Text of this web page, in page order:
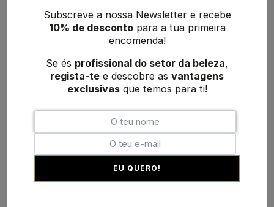
geral@hairboutique.pt
Desenvolvimento: MAB-Digital
Subscreve a nossa Newsletter e recebe
10% de descontopara a tua primeira
encomenda!
Se és profissional do setor da beleza,
regista-te e descobre as vantagens
exclusivasque temos para ti!
EU QUERO!